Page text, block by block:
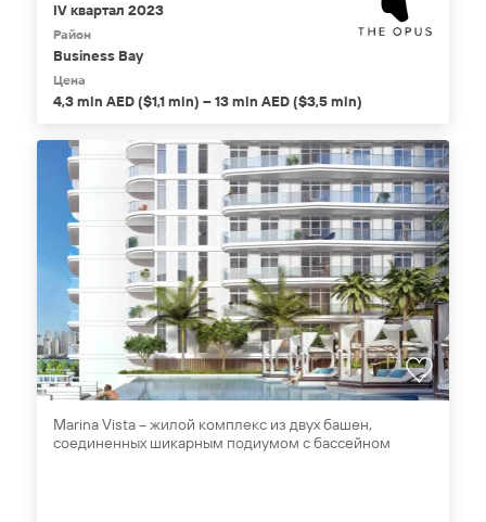
IV квартал 2023
Район
Business Bay
Цена
4,3 mln AED ($1,1 mln) – 13 mln AED ($3,5 mln)
Marina Vista – жилой комплекс из двух башен,
соединенных шикарным подиумом с бассейном